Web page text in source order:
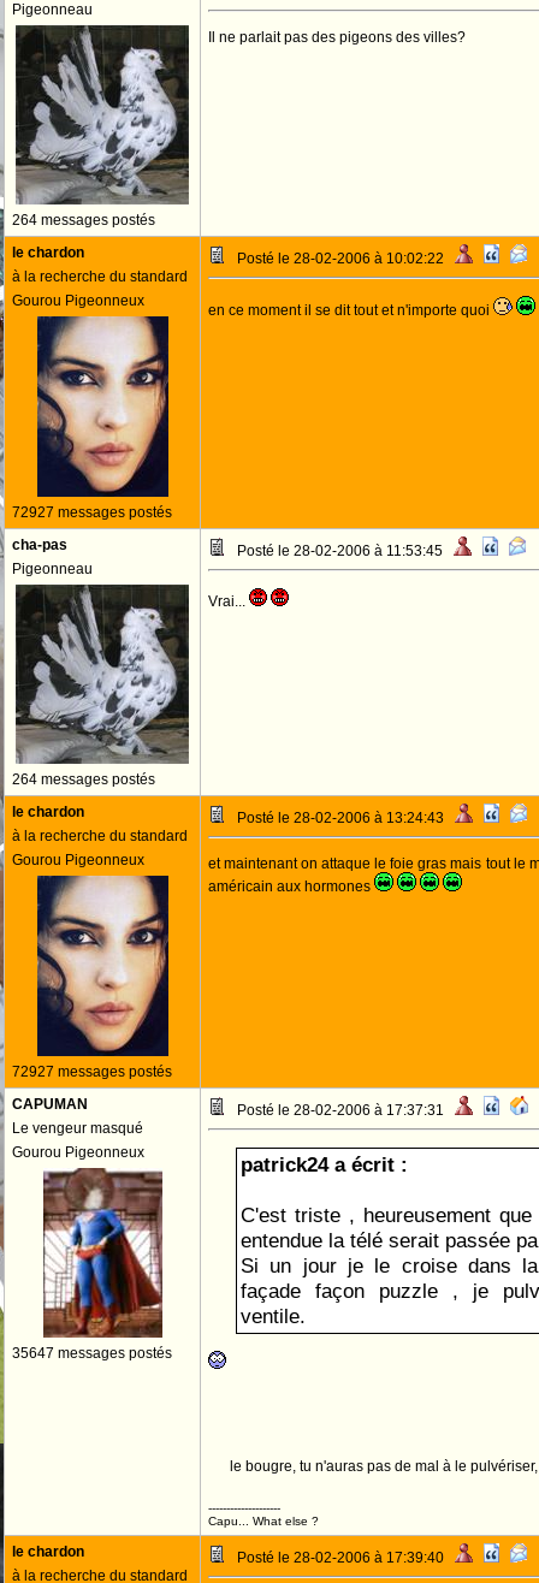
Pigeonneau
264 messages postés
Il ne parlait pas des pigeons des villes?
le chardon
à la recherche du standard
Gourou Pigeonneux
72927 messages postés
Posté le 28-02-2006 à 10:02:22
en ce moment il se dit tout et n'importe quoi
cha-pas
Pigeonneau
264 messages postés
Posté le 28-02-2006 à 11:53:45
Vrai...
le chardon
à la recherche du standard
Gourou Pigeonneux
72927 messages postés
Posté le 28-02-2006 à 13:24:43
et maintenant on attaque le foie gras mais tout le
américain aux hormones
CAPUMAN
Le vengeur masqué
Gourou Pigeonneux
35647 messages postés
Posté le 28-02-2006 à 17:37:31
patrick24 a écrit :
C'est triste , heureusement
entendue la télé serait passée
Si un jour je le croise dans
façade façon puzzle , je
ventile.
le bougre, tu n'auras pas de mal à le
--------------------
Capu... What else ?
le chardon
à la recherche du standard
Posté le 28-02-2006 à 17:39:40